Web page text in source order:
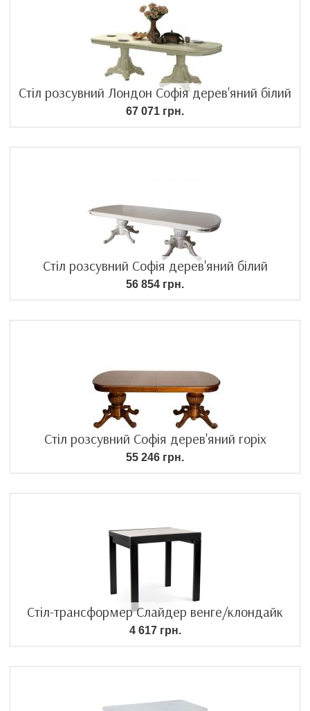
Стіл розсувний Лондон Софія дерев'яний білий
67 071 грн.
Стіл розсувний Софія дерев'яний білий
56 854 грн.
Стіл розсувний Софія дерев'яний горіх
55 246 грн.
Стіл-трансформер Слайдер венге/клондайк
4 617 грн.